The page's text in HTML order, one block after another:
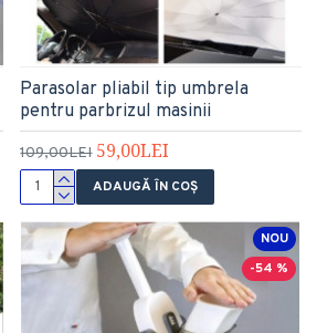
Parasolar pliabil tip umbrela
pentru parbrizul masinii
109,00LEI 59,00LEI
ADAUGĂ ÎN COŞ
NOU
-54 %